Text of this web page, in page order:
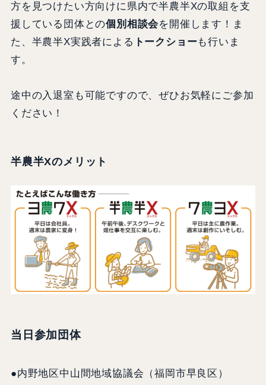
方を見つけたい方向けに県内で半農半Xの取組を支
援している団体との個別相談会を開催します！ま
た、半農半X実践者による トークショーも行いま
す。
途中の入退室も可能ですので、ぜひお気軽にご参加
ください！
半農半Xのメリット
当日参加団体
●内野地区中山間地域協議会（福岡市早良区）